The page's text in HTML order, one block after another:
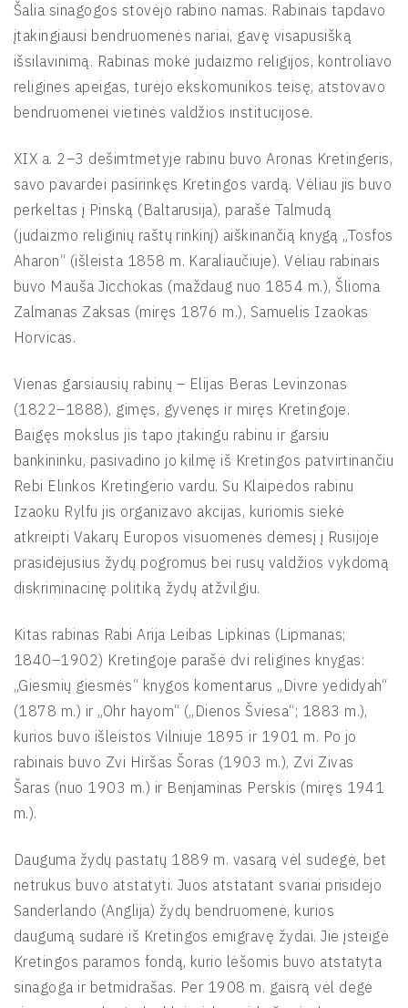
Šalia sinagogos stovėjo rabino namas. Rabinais tapdavo
įtakingiausi bendruomenės nariai, gavę visapusišką
išsilavinimą. Rabinas mokė judaizmo religijos, kontroliavo
religines apeigas, turėjo ekskomunikos teisę, atstovavo
bendruomenei vietinės valdžios institucijose.
XIX a. 2–3 dešimtmetyje rabinu buvo Aronas Kretingeris,
savo pavardei pasirinkęs Kretingos vardą. Vėliau jis buvo
perkeltas į Pinską (Baltarusija), parašė Talmudą
(judaizmo religinių raštų rinkinį) aiškinančią knygą „Tosfos
Aharon“ (išleista 1858 m. Karaliaučiuje). Vėliau rabinais
buvo Mauša Jicchokas (maždaug nuo 1854 m.), Šlioma
Zalmanas Zaksas (miręs 1876 m.), Samuelis Izaokas
Horvicas.
Vienas garsiausių rabinų – Elijas Beras Levinzonas
(1822–1888), gimęs, gyvenęs ir miręs Kretingoje.
Baigęs mokslus jis tapo įtakingu rabinu ir garsiu
bankininku, pasivadino jo kilmę iš Kretingos patvirtinančiu
Rebi Elinkos Kretingerio vardu. Su Klaipėdos rabinu
Izaoku Rylfu jis organizavo akcijas, kuriomis siekė
atkreipti Vakarų Europos visuomenės dėmesį į Rusijoje
prasidėjusius žydų pogromus bei rusų valdžios vykdomą
diskriminacinę politiką žydų atžvilgiu.
Kitas rabinas Rabi Arija Leibas Lipkinas (Lipmanas;
1840–1902) Kretingoje parašė dvi religines knygas:
„Giesmių giesmės“ knygos komentarus „Divre yedidyah“
(1878 m.) ir „Ohr hayom“ („Dienos Šviesa“; 1883 m.),
kurios buvo išleistos Vilniuje 1895 ir 1901 m. Po jo
rabinais buvo Zvi Hiršas Šoras (1903 m.), Zvi Zivas
Šaras (nuo 1903 m.) ir Benjaminas Perskis (miręs 1941
m.).
Dauguma žydų pastatų 1889 m. vasarą vėl sudegė, bet
netrukus buvo atstatyti. Juos atstatant svariai prisidėjo
Sanderlando (Anglija) žydų bendruomenė, kurios
daugumą sudarė iš Kretingos emigravę žydai. Jie įsteigė
Kretingos paramos fondą, kurio lėšomis buvo atstatyta
sinagoga ir betmidrašas. Per 1908 m. gaisrą vėl degė